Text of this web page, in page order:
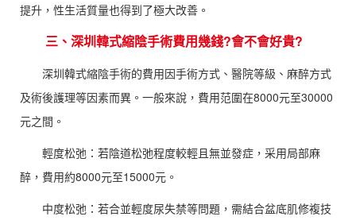
提升，性生活質量也得到了極大改善。
三、深圳韓式縮陰手術費用幾錢?會不會好貴?
深圳韓式縮陰手術的費用因手術方式、醫院等級、麻醉方式
及術後護理等因素而異。一般來說，費用范圍在8000元至30000
元之間。
輕度松弛：若陰道松弛程度較輕且無並發症，采用局部麻
醉，費用約8000元至15000元。
中度松弛：若合並輕度尿失禁等問題，需結合盆底肌修複技